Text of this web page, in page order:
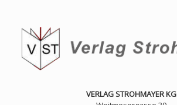
springen
VERLAG STROHMAYER KG